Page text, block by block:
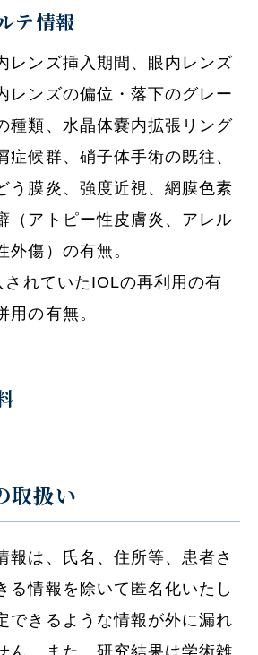
テ情報
レンズ挿入期間、眼内レンズ
レンズの偏位・落下のグレー
種類、水晶体嚢内拡張リング
症候群、硝子体手術の既往、
う膜炎、強度近視、網膜色素
（アトピー性皮膚炎、アレル
外傷）の有無。
れていたIOLの再利用の有
用の有無。
取扱い
報は、氏名、住所等、患者さ
る情報を除いて匿名化いたし
できるような情報が外に漏れ
ん。また、研究結果は学術雑